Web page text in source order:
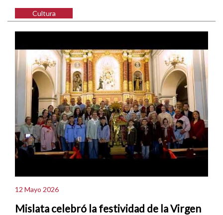
Cultura
12 Mayo 2026
Mislata celebró la festividad de la Virgen